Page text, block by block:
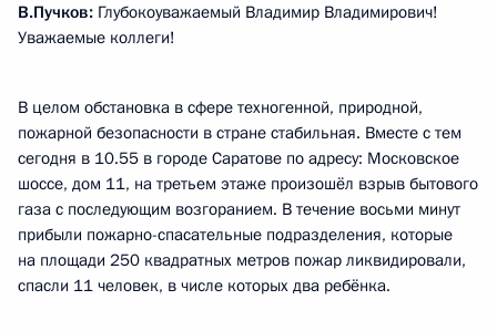
В.Пучков: Глубокоуважаемый Владимир Владимирович!
Уважаемые коллеги!
В целом обстановка в сфере техногенной, природной,
пожарной безопасности в стране стабильная. Вместе с тем
сегодня в 10.55 в городе Саратове по адресу: Московское
шоссе, дом 11, на третьем этаже произошёл взрыв бытового
газа с последующим возгоранием. В течение восьми минут
прибыли пожарно-спасательные подразделения, которые
на площади 250 квадратных метров пожар ликвидировали,
спасли 11 человек, в числе которых два ребёнка.